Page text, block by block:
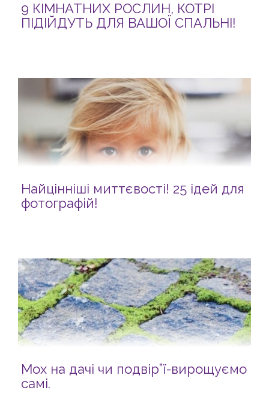
9 КІМНАТНИХ РОСЛИН, КОТРІ
ПІДІЙДУТЬ ДЛЯ ВАШОЇ СПАЛЬНІ!
Найцінніші миттєвості! 25 ідей для
фотографій!
Мох на дачі чи подвір”ї-вирощуємо
самі.